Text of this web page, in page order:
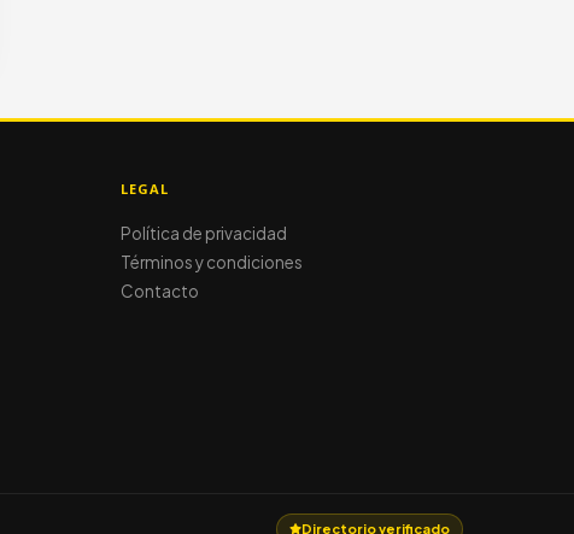
LEGAL
Política de privacidad
Términos y condiciones
Contacto
Directorio verificado